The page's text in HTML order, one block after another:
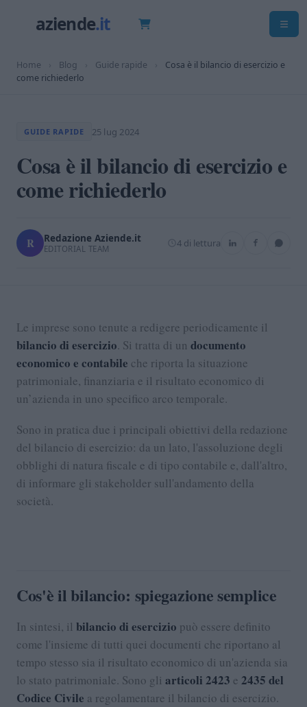
Home › Blog › Guide rapide ›
Cosa è il bilancio di esercizio e
come richiederlo
GUIDE RAPIDE 25 lug 2024
Cosa è il bilancio di esercizio e
come richiederlo
R Redazione Aziende.it
EDITORIAL TEAM 4 di lettura
Le imprese sono tenute a redigere periodicamente il
bilancio di esercizio. Si tratta di un documento
economico e contabile che riporta la situazione
patrimoniale, finanziaria e il risultato economico di
un’azienda in uno specifico arco temporale.
Sono in pratica due i principali obiettivi della redazione
del bilancio di esercizio: da un lato, l'assoluzione degli
obblighi di natura fiscale e di tipo contabile e, dall'altro,
di informare gli stakeholder sull'andamento della
società.
Cos'è il bilancio: spiegazione semplice
In sintesi, il bilancio di esercizio può essere definito
come l'insieme di tutti quei documenti che riportano al
tempo stesso sia il risultato economico di un'azienda sia
lo stato patrimoniale. Sono gli articoli 2423 e 2435 del
Codice Civile a regolamentare il bilancio di esercizio.